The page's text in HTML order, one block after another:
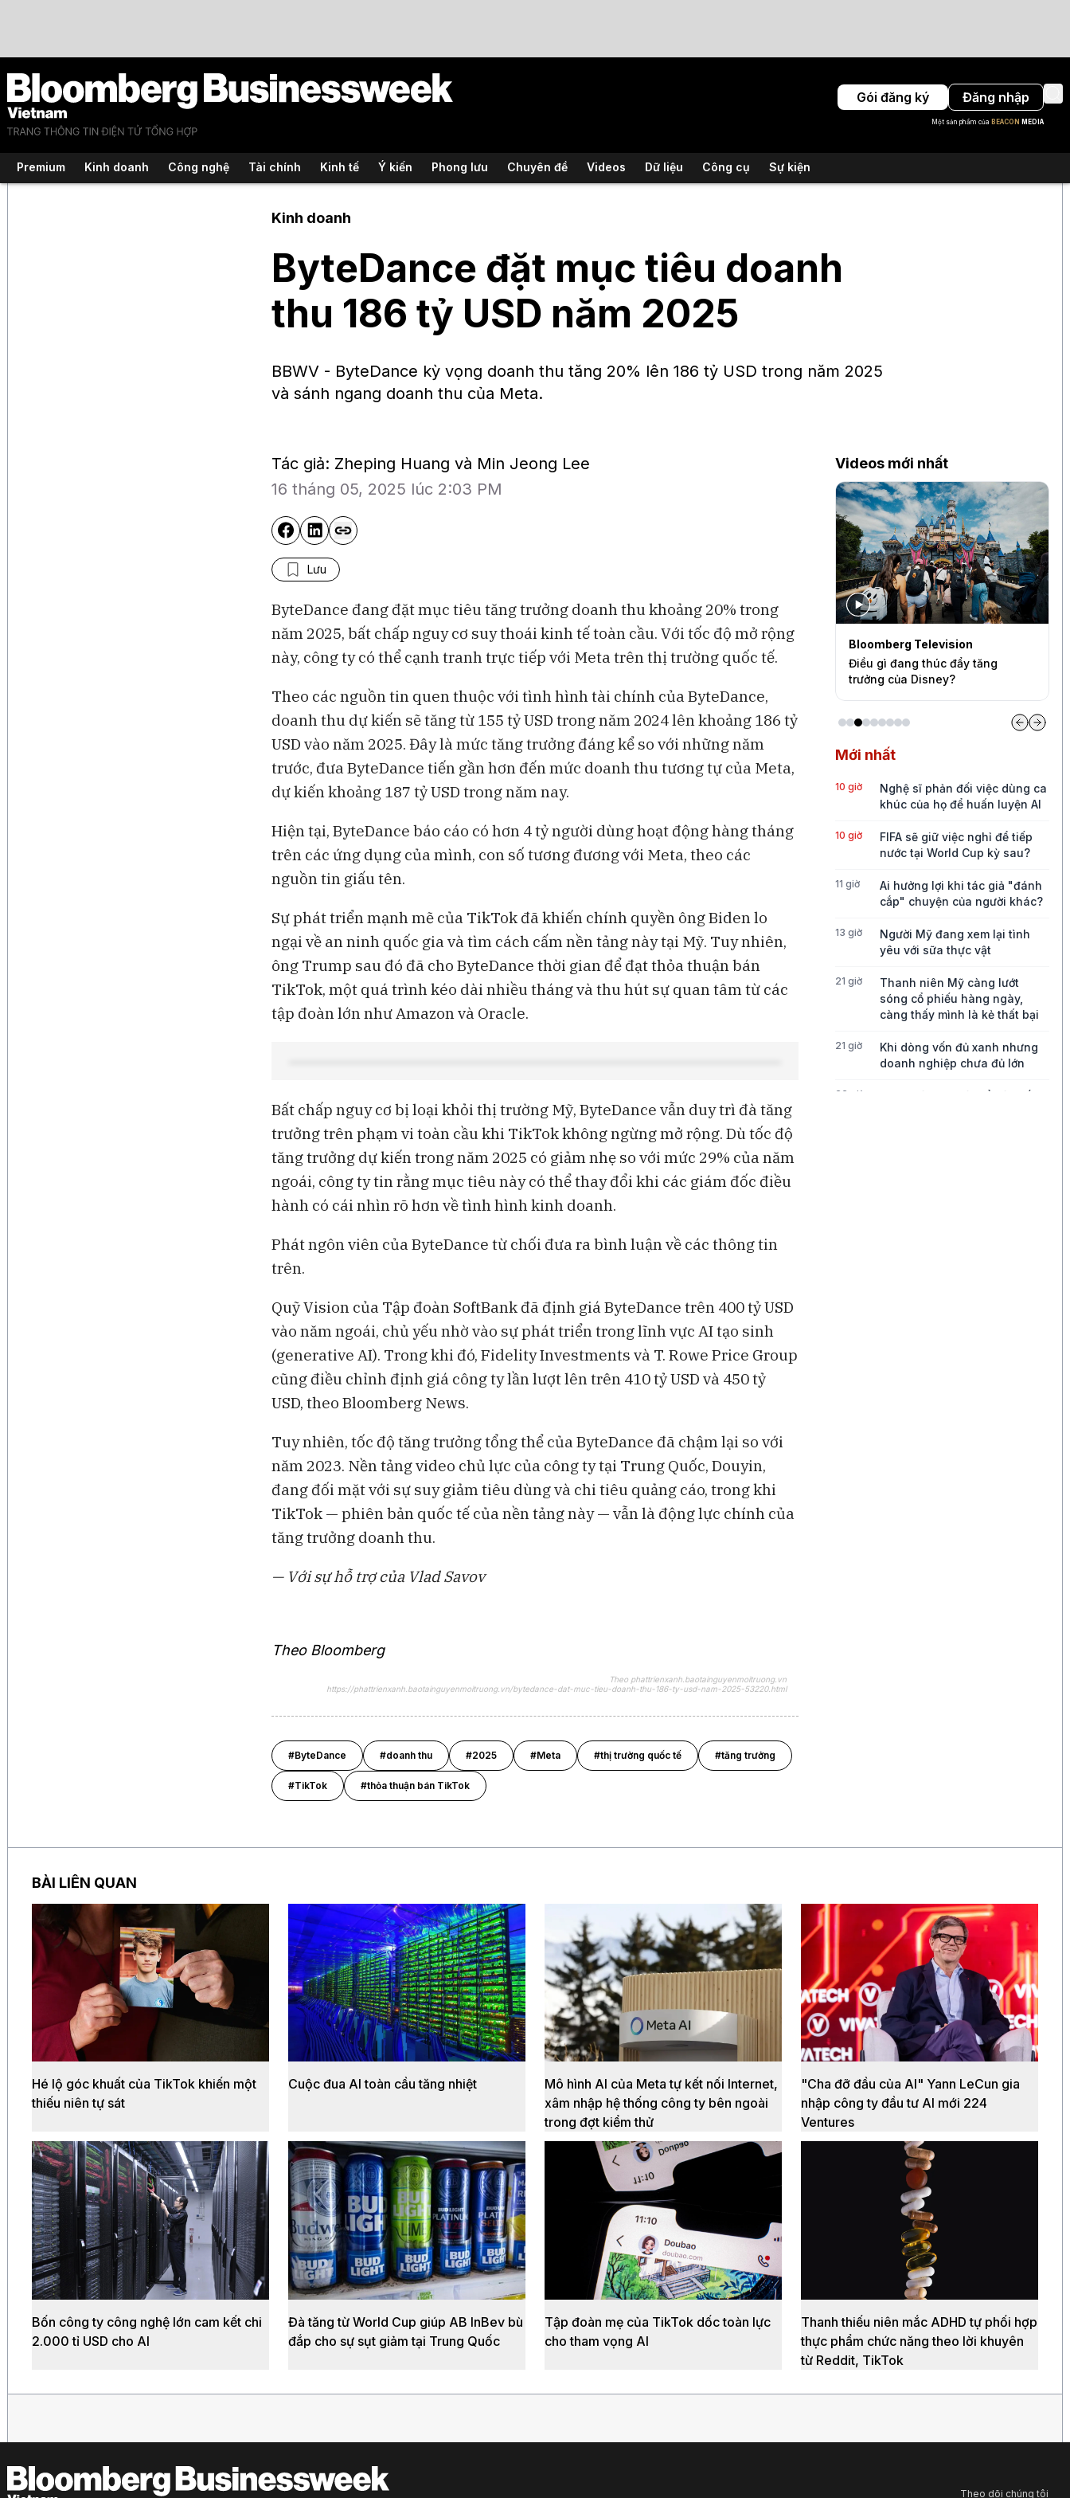
Gói đăng ký Đăng nhập
Một sản phẩm của BEACON MEDIA
Premium Kinh doanh Công nghệ Tài chính Kinh tế Ý kiến Phong lưu Chuyên đề Videos Dữ liệu Công cụ Sự kiện
Kinh doanh
ByteDance đặt mục tiêu doanh
thu 186 tỷ USD năm 2025
BBWV - ByteDance kỳ vọng doanh thu tăng 20% lên 186 tỷ USD trong năm 2025
và sánh ngang doanh thu của Meta.
Tác giả: Zheping Huang và Min Jeong Lee
16 tháng 05, 2025 lúc 2:03 PM
Lưu
ByteDance đang đặt mục tiêu tăng trưởng doanh thu khoảng 20% trong
năm 2025, bất chấp nguy cơ suy thoái kinh tế toàn cầu. Với tốc độ mở rộng
này, công ty có thể cạnh tranh trực tiếp với Meta trên thị trường quốc tế.
Theo các nguồn tin quen thuộc với tình hình tài chính của ByteDance,
doanh thu dự kiến sẽ tăng từ 155 tỷ USD trong năm 2024 lên khoảng 186 tỷ
USD vào năm 2025. Đây là mức tăng trưởng đáng kể so với những năm
trước, đưa ByteDance tiến gần hơn đến mức doanh thu tương tự của Meta,
dự kiến khoảng 187 tỷ USD trong năm nay.
Hiện tại, ByteDance báo cáo có hơn 4 tỷ người dùng hoạt động hàng tháng
trên các ứng dụng của mình, con số tương đương với Meta, theo các
nguồn tin giấu tên.
Sự phát triển mạnh mẽ của TikTok đã khiến chính quyền ông Biden lo
ngại về an ninh quốc gia và tìm cách cấm nền tảng này tại Mỹ. Tuy nhiên,
ông Trump sau đó đã cho ByteDance thời gian để đạt thỏa thuận bán
TikTok, một quá trình kéo dài nhiều tháng và thu hút sự quan tâm từ các
tập đoàn lớn như Amazon và Oracle.
Bất chấp nguy cơ bị loại khỏi thị trường Mỹ, ByteDance vẫn duy trì đà tăng
trưởng trên phạm vi toàn cầu khi TikTok không ngừng mở rộng. Dù tốc độ
tăng trưởng dự kiến trong năm 2025 có giảm nhẹ so với mức 29% của năm
ngoái, công ty tin rằng mục tiêu này có thể thay đổi khi các giám đốc điều
hành có cái nhìn rõ hơn về tình hình kinh doanh.
Phát ngôn viên của ByteDance từ chối đưa ra bình luận về các thông tin
trên.
Quỹ Vision của Tập đoàn SoftBank đã định giá ByteDance trên 400 tỷ USD
vào năm ngoái, chủ yếu nhờ vào sự phát triển trong lĩnh vực AI tạo sinh
(generative AI). Trong khi đó, Fidelity Investments và T. Rowe Price Group
cũng điều chỉnh định giá công ty lần lượt lên trên 410 tỷ USD và 450 tỷ
USD, theo Bloomberg News.
Tuy nhiên, tốc độ tăng trưởng tổng thể của ByteDance đã chậm lại so với
năm 2023. Nền tảng video chủ lực của công ty tại Trung Quốc, Douyin,
đang đối mặt với sự suy giảm tiêu dùng và chi tiêu quảng cáo, trong khi
TikTok — phiên bản quốc tế của nền tảng này — vẫn là động lực chính của
tăng trưởng doanh thu.
— Với sự hỗ trợ của Vlad Savov
Videos mới nhất
BAM Studios
Bong bóng AI có thể kéo vốn
Bloomberg Television
Những chiếc quần quá mỏng
Lululemon
Bloomberg Television
Điều gì đang thúc đẩy tăng
trưởng của Disney?
Mới nhất
10 giờ
Nghệ sĩ phản đối việc dùng ca
khúc của họ để huấn luyện AI
10 giờ
FIFA sẽ giữ việc nghỉ để tiếp
nước tại World Cup kỳ sau?
11 giờ
Ai hưởng lợi khi tác giả "đánh
cắp" chuyện của người khác?
13 giờ
Người Mỹ đang xem lại tình
yêu với sữa thực vật
21 giờ
Thanh niên Mỹ càng lướt
sóng cổ phiếu hàng ngày,
càng thấy mình là kẻ thất bại
21 giờ
Khi dòng vốn đủ xanh nhưng
doanh nghiệp chưa đủ lớn
22 giờ
Bong bóng AI có thể kéo vốn
Theo Bloomberg
Theo phattrienxanh.baotainguyenmoitruong.vn
https://phattrienxanh.baotainguyenmoitruong.vn/bytedance-dat-muc-tieu-doanh-thu-186-ty-usd-nam-2025-53220.html
#ByteDance #doanh thu #2025 #Meta #thị trường quốc tế #tăng trưởng
#TikTok #thỏa thuận bán TikTok
BÀI LIÊN QUAN
Hé lộ góc khuất của TikTok khiến một
thiếu niên tự sát
Cuộc đua AI toàn cầu tăng nhiệt
Mô hình AI của Meta tự kết nối Internet,
xâm nhập hệ thống công ty bên ngoài
trong đợt kiểm thử
"Cha đỡ đầu của AI" Yann LeCun gia
nhập công ty đầu tư AI mới 224
Ventures
Bốn công ty công nghệ lớn cam kết chi
2.000 tỉ USD cho AI
Đà tăng từ World Cup giúp AB InBev bù
đắp cho sự sụt giảm tại Trung Quốc
Tập đoàn mẹ của TikTok dốc toàn lực
cho tham vọng AI
Thanh thiếu niên mắc ADHD tự phối hợp
thực phẩm chức năng theo lời khuyên
từ Reddit, TikTok
Theo dõi chúng tôi